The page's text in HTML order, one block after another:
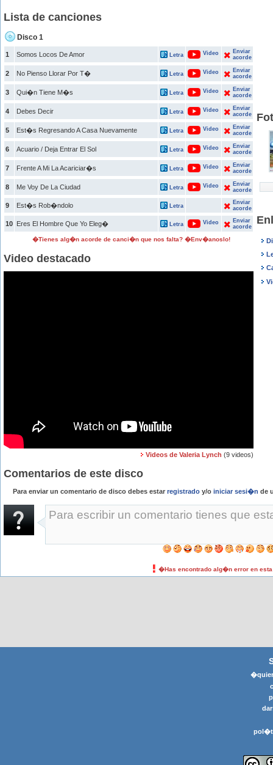
Lista de canciones
Disco 1
1 Somos Locos De Amor Letra Video
Enviar
acorde
2 No Pienso Llorar Por T� Letra Video
Enviar
acorde
3 Qui�n Tiene M�s Letra Video
Enviar
acorde
4 Debes Decir Letra Video
Enviar
acorde
5 Est�s Regresando A Casa Nuevamente Letra Video
Enviar
acorde
6 Acuario / Deja Entrar El Sol Letra Video
Enviar
acorde
7 Frente A Mi La Acariciar�s Letra Video
Enviar
acorde
8 Me Voy De La Ciudad Letra Video
Enviar
acorde
9 Est�s Rob�ndolo Letra
Enviar
acorde
10 Eres El Hombre Que Yo Eleg� Letra Video
Enviar
acorde
�Tienes alg�n acorde de canci�n que nos falta? �Env�anoslo!
Video destacado
Videos de Valeria Lynch (9 videos)
Comentarios de este disco
Para enviar un comentario de disco debes estar registrado y/o iniciar sesi�n de
�Has encontrado alg�n error en